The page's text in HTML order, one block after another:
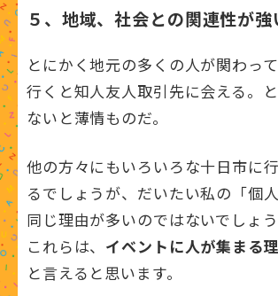
５、地域、社会との関連性が強
とにかく地元の多くの人が関わって
行くと知人友人取引先に会える。
ないと薄情ものだ。
他の方々にもいろいろな十日市に
るでしょうが、だいたい私の「個
同じ理由が多いのではないでしょ
これらは、 イベントに人が集まる
と言えると思います。